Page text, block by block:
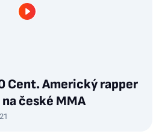
Cent. Americký rapper
české MMA